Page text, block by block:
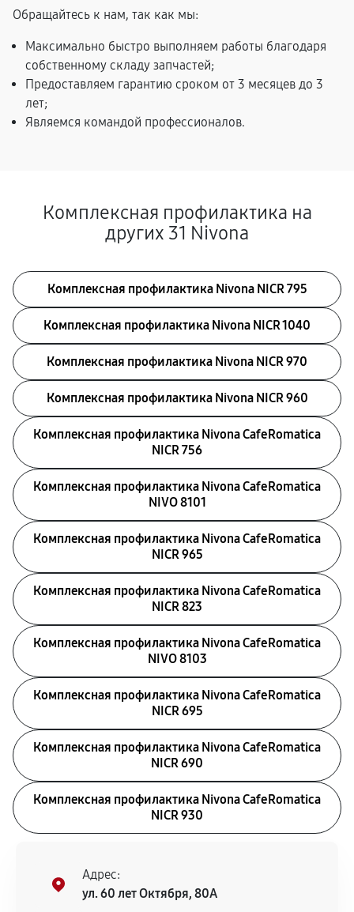
Обращайтесь к нам, так как мы:
Максимально быстро выполняем работы благодаря
собственному складу запчастей;
Предоставляем гарантию сроком от 3 месяцев до 3
лет;
Являемся командой профессионалов.
Комплексная профилактика на
других 31 Nivona
Комплексная профилактика Nivona NICR 795
Комплексная профилактика Nivona NICR 1040
Комплексная профилактика Nivona NICR 970
Комплексная профилактика Nivona NICR 960
Комплексная профилактика Nivona CafeRomatica
NICR 756
Комплексная профилактика Nivona CafeRomatica
NIVO 8101
Комплексная профилактика Nivona CafeRomatica
NICR 965
Комплексная профилактика Nivona CafeRomatica
NICR 823
Комплексная профилактика Nivona CafeRomatica
NIVO 8103
Комплексная профилактика Nivona CafeRomatica
NICR 695
Комплексная профилактика Nivona CafeRomatica
NICR 690
Комплексная профилактика Nivona CafeRomatica
NICR 930
Адрес:
ул. 60 лет Октября, 80А